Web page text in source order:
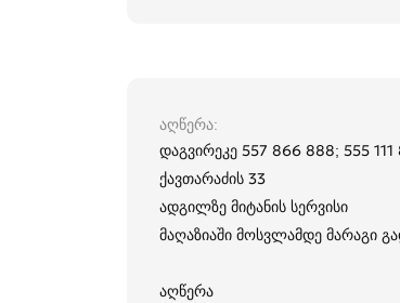
აღწერა
დაგვირეკე 557 866 888; 555 111
ქავთარაძის 33
ადგილზე მიტანის სერვისი
მაღაზიაში მოსვლამდე მარაგი
აღწერა